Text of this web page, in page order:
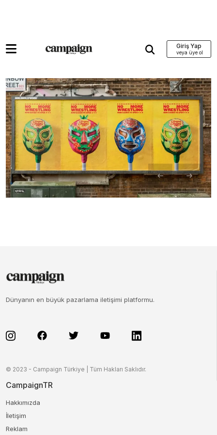
Giriş Yap
Dünyanın en büyük pazarlama iletişimi platformu.
© 2023 - Campaign Türkiye | Tüm Hakları Saklıdır.
CampaignTR
Hakkımızda
İletişim
Reklam